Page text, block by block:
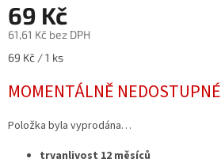
69 Kč
61,61 Kč bez DPH
Měrná
69 Kč / 1 ks
MOMENTÁLNĚ NEDOSTUPNÉ
Položka byla vyprodána…
trvanlivost 12 měsíců